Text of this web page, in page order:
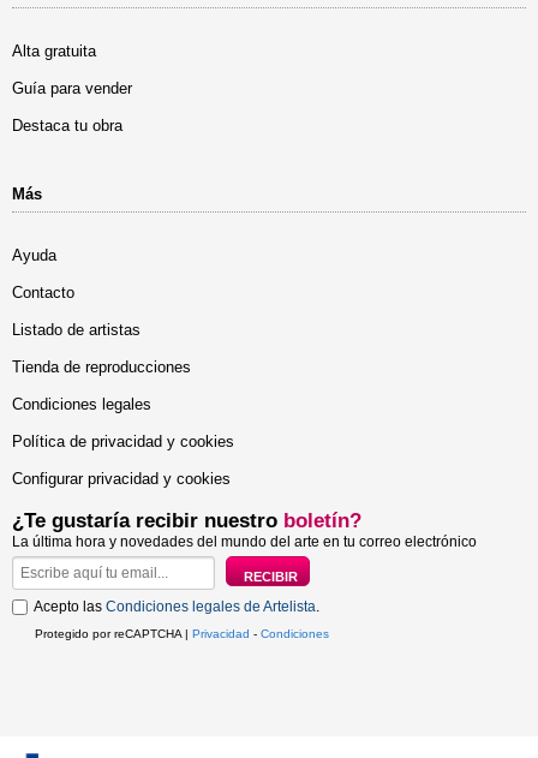
Alta gratuita
Guía para vender
Destaca tu obra
Más
Ayuda
Contacto
Listado de artistas
Tienda de reproducciones
Condiciones legales
Política de privacidad y cookies
Configurar privacidad y cookies
¿Te gustaría recibir nuestro boletín?
La última hora y novedades del mundo del arte en tu correo electrónico
Acepto las Condiciones legales de Artelista.
Protegido por reCAPTCHA | Privacidad - Condiciones